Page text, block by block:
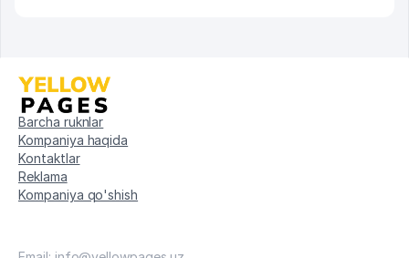
Barcha ruknlar
Kompaniya haqida
Kontaktlar
Reklama
Kompaniya qo'shish